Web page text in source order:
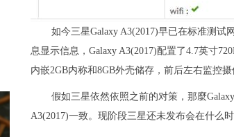
如今三星Galaxy A3(2017)早已在标准测试
息显示信息，Galaxy A3(2017)配置了4.7英寸
内嵌2GB内称和8GB外壳储存，前后左右监控
假如三星依然依照之前的对策，那麼
A3(2017)一致。现阶段三星还未发布会在什么